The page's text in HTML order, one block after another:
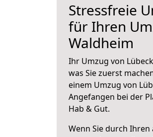
Stressfreie
für Ihren
Waldheim
Ihr Umzug von
was Sie zuerst
einem Umzug von
Angefangen bei der
Hab & Gut.
Wenn Sie durch